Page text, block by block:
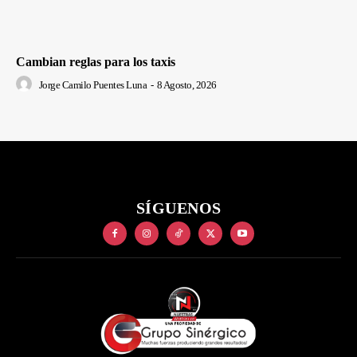
Cambian reglas para los taxis
Jorge Camilo Puentes Luna - 8 Agosto, 2026
SÍGUENOS